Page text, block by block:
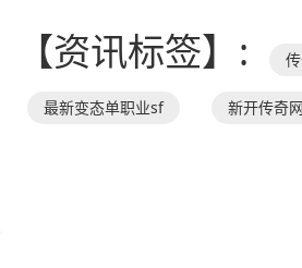
【资讯标签】:
最新变态单职业sf 新开传奇